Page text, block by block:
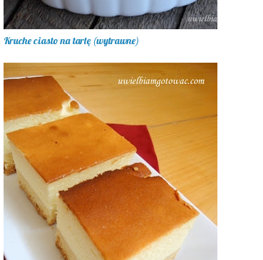
Kruche ciasto na tartę (wytrawne)